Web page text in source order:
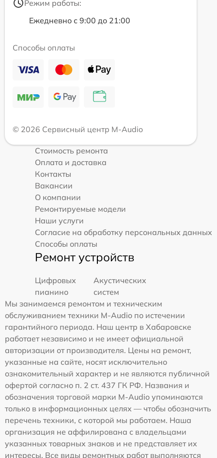
Режим работы:
Ежедневно с 9:00 до 21:00
Способы оплаты
© 2026 Сервисный центр M-Audio
Стоимость ремонта
Оплата и доставка
Контакты
Вакансии
О компании
Ремонтируемые модели
Наши услуги
Согласие на обработку персональных данных
Способы оплаты
Ремонт устройств
Цифровых
пианино
Акустических
систем
Мы занимаемся ремонтом и техническим
обслуживанием техники M-Audio по истечении
гарантийного периода. Наш центр в Хабаровске
работает независимо и не имеет официальной
авторизации от производителя. Цены на ремонт,
указанные на сайте, носят исключительно
ознакомительный характер и не являются публичной
офертой согласно п. 2 ст. 437 ГК РФ. Названия и
обозначения торговой марки M-Audio упоминаются
только в информационных целях — чтобы обозначить
перечень техники, с которой мы работаем. Наша
организация не аффилирована с владельцами
указанных товарных знаков и не представляет их
интересы. Все виды ремонтных работ выполняются